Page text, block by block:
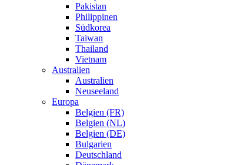
Pakistan
Philippinen
Südkorea
Taiwan
Thailand
Vietnam
Australien
Australien
Neuseeland
Europa
Belgien (FR)
Belgien (NL)
Belgien (DE)
Bulgarien
Deutschland